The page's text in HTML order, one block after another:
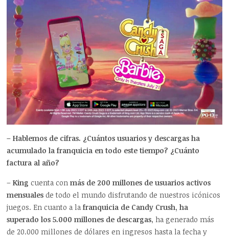
– Hablemos de cifras. ¿Cuántos usuarios y descargas ha
acumulado la franquicia en todo este tiempo? ¿Cuánto
factura al año?
–King cuenta conmás de 200 millones de usuarios activos
mensuales de todo el mundo disfrutando de nuestros icónicos
juegos. En cuanto a lafranquicia de Candy Crush, ha
superado los 5.000 millones de descargas, ha generado más
de 20.000 millones de dólares en ingresos hasta la fecha y